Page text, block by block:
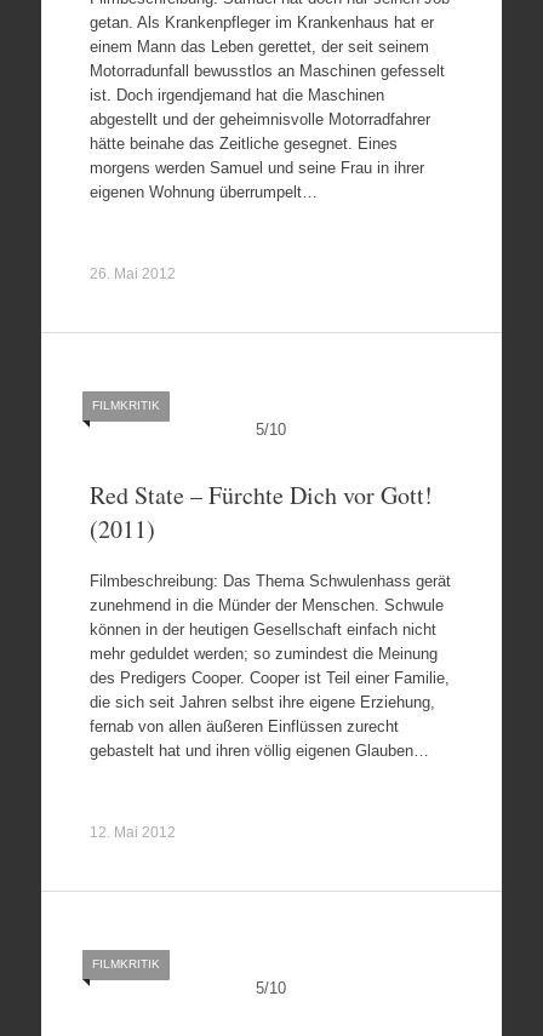
getan. Als Krankenpfleger im Krankenhaus hat er
einem Mann das Leben gerettet, der seit seinem
Motorradunfall bewusstlos an Maschinen gefesselt
ist. Doch irgendjemand hat die Maschinen
abgestellt und der geheimnisvolle Motorradfahrer
hätte beinahe das Zeitliche gesegnet. Eines
morgens werden Samuel und seine Frau in ihrer
eigenen Wohnung überrumpelt…
26. Mai 2012
5/10
FILMKRITIK
Red State – Fürchte Dich vor Gott!
(2011)
Filmbeschreibung: Das Thema Schwulenhass gerät
zunehmend in die Münder der Menschen. Schwule
können in der heutigen Gesellschaft einfach nicht
mehr geduldet werden; so zumindest die Meinung
des Predigers Cooper. Cooper ist Teil einer Familie,
die sich seit Jahren selbst ihre eigene Erziehung,
fernab von allen äußeren Einflüssen zurecht
gebastelt hat und ihren völlig eigenen Glauben…
12. Mai 2012
5/10
FILMKRITIK